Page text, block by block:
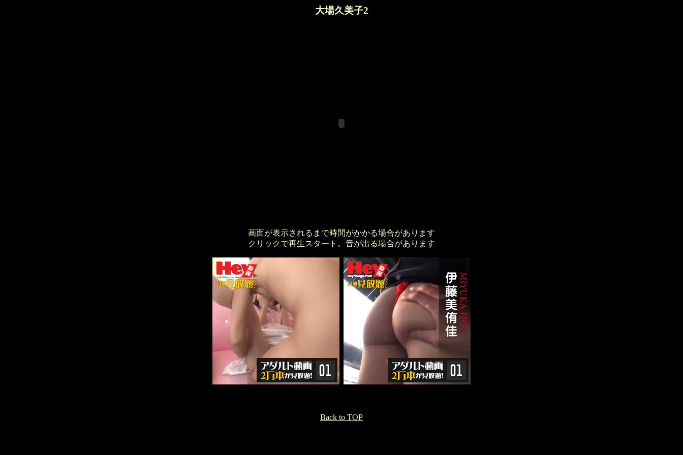
大場久美子2
画面が表示されるまで時間がかかる場合があります
クリックで再生スタート。音が出る場合があります
Back to TOP